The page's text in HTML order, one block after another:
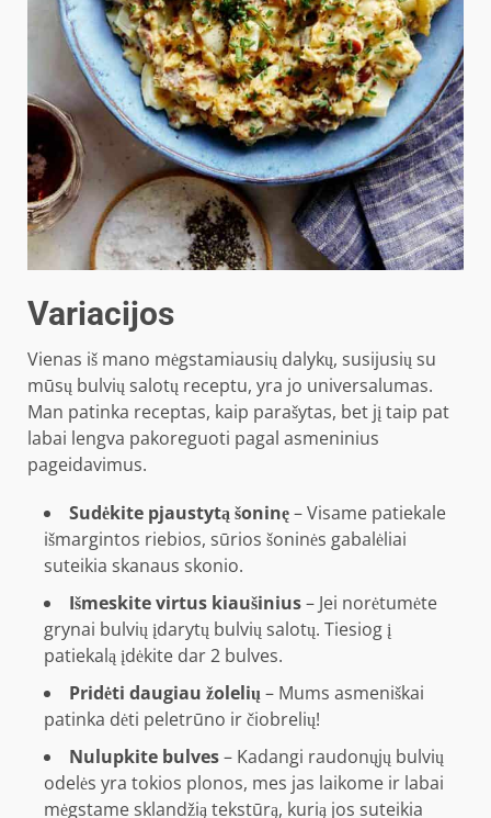
Variacijos
Vienas iš mano mėgstamiausių dalykų, susijusių su
mūsų bulvių salotų receptu, yra jo universalumas.
Man patinka receptas, kaip parašytas, bet jį taip pat
labai lengva pakoreguoti pagal asmeninius
pageidavimus.
Sudėkite pjaustytą šoninę– Visame patiekale
išmargintos riebios, sūrios šoninės gabalėliai
suteikia skanaus skonio.
Išmeskite virtus kiaušinius– Jei norėtumėte
grynai bulvių įdarytų bulvių salotų. Tiesiog į
patiekalą įdėkite dar 2 bulves.
Pridėti daugiau žolelių– Mums asmeniškai
patinka dėti peletrūno ir čiobrelių!
Nulupkite bulves– Kadangi raudonųjų bulvių
odelės yra tokios plonos, mes jas laikome ir labai
mėgstame sklandžią tekstūrą, kurią jos suteikia